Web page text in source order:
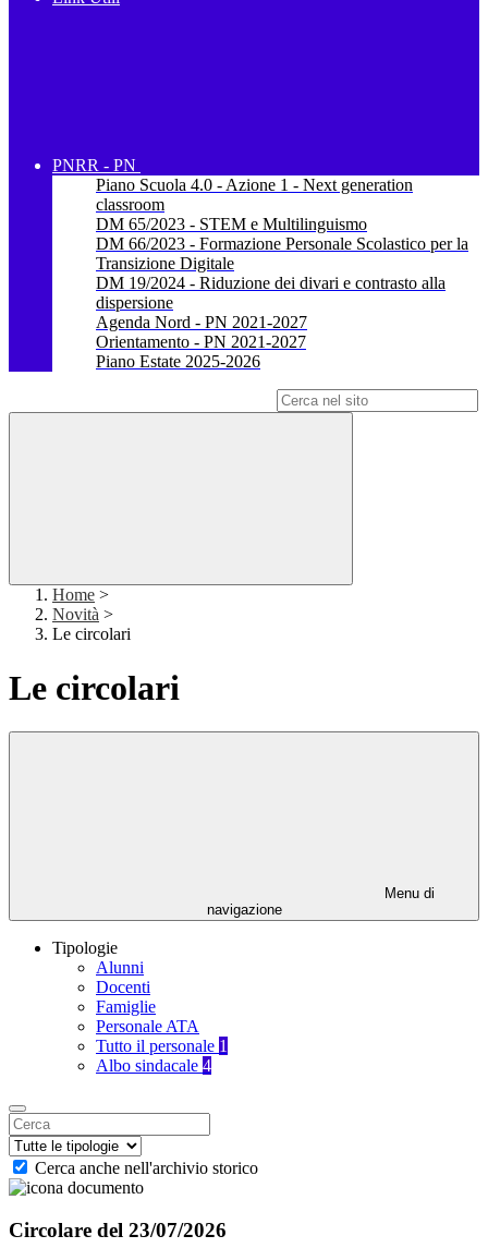
PNRR - PN
Piano Scuola 4.0 - Azione 1 - Next generation
classroom
DM 65/2023 - STEM e Multilinguismo
DM 66/2023 - Formazione Personale Scolastico per la
Transizione Digitale
DM 19/2024 - Riduzione dei divari e contrasto alla
dispersione
Agenda Nord - PN 2021-2027
Orientamento - PN 2021-2027
Piano Estate 2025-2026
Home >
Novità >
Le circolari
Le circolari
Menu di
navigazione
Tipologie
Alunni
Docenti
Famiglie
Personale ATA
Tutto il personale 1
Albo sindacale 4
Cerca anche nell'archivio storico
Circolare del 23/07/2026